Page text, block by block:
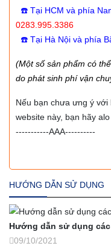
☎️ Tại HCM và phía
0283.995.3386
☎️ Tại Hà Nội và phía
(Một số sản phẩm có
do phát sinh phí vận
Nếu bạn chưa ưng ý
website này, bạn hãy
-----------AAA----------
HƯỚNG DẪN SỬ DỤNG
Hướng dẫn sử dụng
09/10/2021